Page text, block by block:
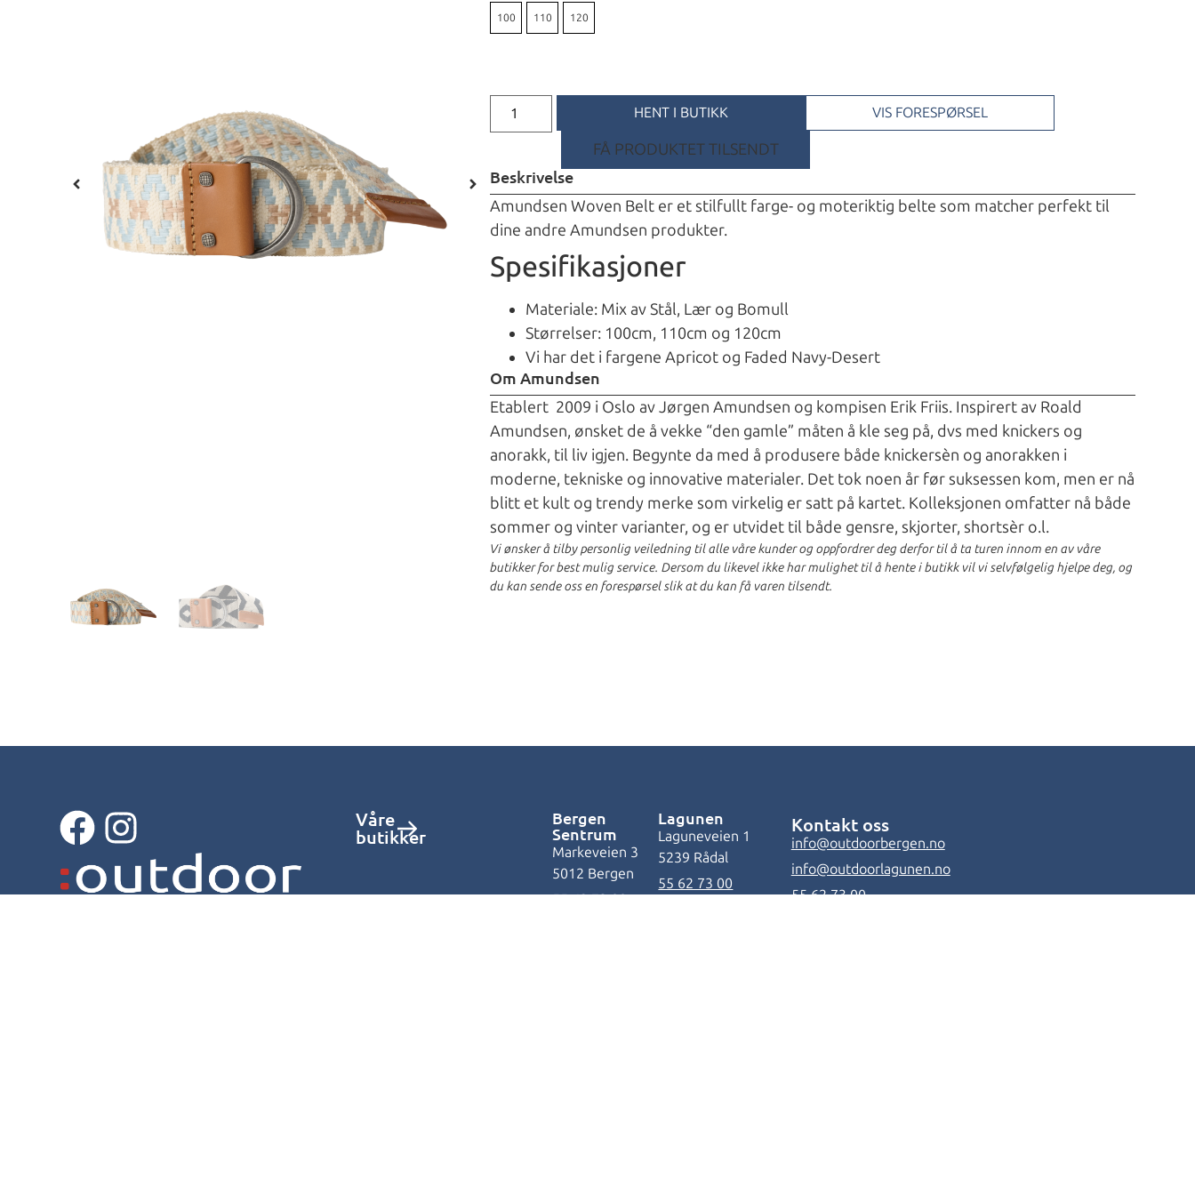
100 110 120
HENT I BUTIKK VIS FORESPØRSEL
FÅ PRODUKTET TILSENDT
Beskrivelse
Amundsen Woven Belt er et stilfullt farge- og moteriktig belte som matcher perfekt til
dine andre Amundsen produkter.
Spesifikasjoner
Materiale: Mix av Stål, Lær og Bomull
Størrelser: 100cm, 110cm og 120cm
Vi har det i fargene Apricot og Faded Navy-Desert
Om Amundsen
Etablert 2009 i Oslo av Jørgen Amundsen og kompisen Erik Friis. Inspirert av Roald
Amundsen, ønsket de å vekke “den gamle” måten å kle seg på, dvs med knickers og
anorakk, til liv igjen. Begynte da med å produsere både knickersèn og anorakken i
moderne, tekniske og innovative materialer. Det tok noen år før suksessen kom, men er nå
blitt et kult og trendy merke som virkelig er satt på kartet. Kolleksjonen omfatter nå både
sommer og vinter varianter, og er utvidet til både gensre, skjorter, shortsèr o.l.
Vi ønsker å tilby personlig veiledning til alle våre kunder og oppfordrer deg derfor til å ta turen innom en av våre
butikker for best mulig service. Dersom du likevel ikke har mulighet til å hente i butikk vil vi selvfølgelig hjelpe deg, og
du kan sende oss en forespørsel slik at du kan få varen tilsendt.
Våre
butikker
Bergen
Sentrum
Markeveien 3
5012 Bergen
55 62 73 00
Lagunen
Laguneveien 1
5239 Rådal
55 62 73 00
Kontakt oss
info@outdoorbergen.no
info@outdoorlagunen.no
55 62 73 00